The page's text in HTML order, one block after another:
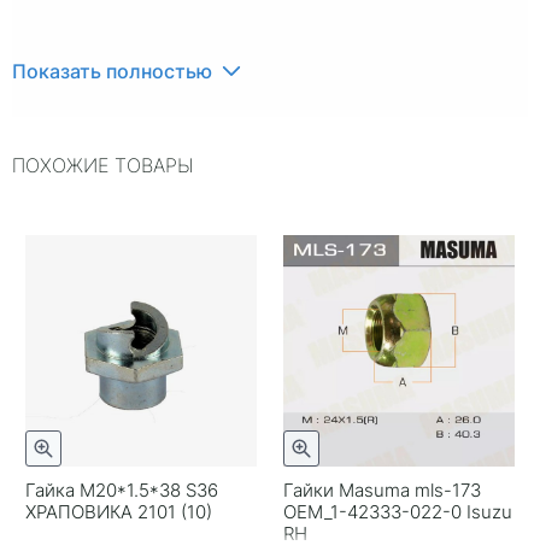
Показать полностью
ПОХОЖИЕ ТОВАРЫ
Гайка М20*1.5*38 S36
ХРАПОВИКА 2101 (10)
Гайки Masuma mls-173
OEM_1-42333-022-0 Isuzu
RH